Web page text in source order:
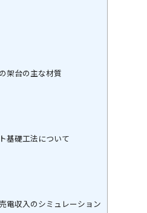
架台の主な材質
基礎工法について
電収入のシミュレーション